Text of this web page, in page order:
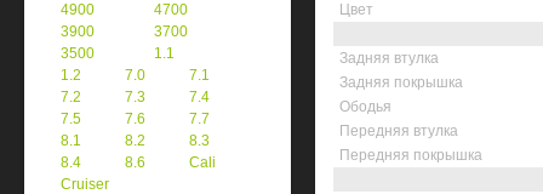
4900
4700
3900
3700
3500
1.1
1.2
7.0
7.1
7.2
7.3
7.4
7.5
7.6
7.7
8.1
8.2
8.3
8.4
8.6
Cali
Cruiser
Цвет
Задняя втулка
Задняя покрышка
Ободья
Передняя втулка
Передняя покрышка